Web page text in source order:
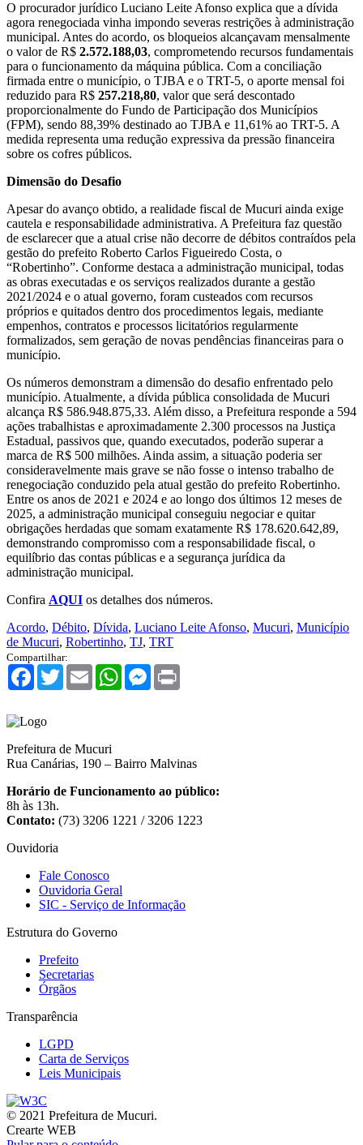
O procurador jurídico Luciano Leite Afonso explica que a dívida
agora renegociada vinha impondo severas restrições à administração
municipal. Antes do acordo, os bloqueios alcançavam mensalmente
o valor de R$ 2.572.188,03, comprometendo recursos fundamentais
para o funcionamento da máquina pública. Com a conciliação
firmada entre o município, o TJBA e o TRT-5, o aporte mensal foi
reduzido para R$ 257.218,80, valor que será descontado
proporcionalmente do Fundo de Participação dos Municípios
(FPM), sendo 88,39% destinado ao TJBA e 11,61% ao TRT-5. A
medida representa uma redução expressiva da pressão financeira
sobre os cofres públicos.
Dimensão do Desafio
Apesar do avanço obtido, a realidade fiscal de Mucuri ainda exige
cautela e responsabilidade administrativa. A Prefeitura faz questão
de esclarecer que a atual crise não decorre de débitos contraídos pela
gestão do prefeito Roberto Carlos Figueiredo Costa, o
“Robertinho”. Conforme destaca a administração municipal, todas
as obras executadas e os serviços realizados durante a gestão
2021/2024 e o atual governo, foram custeados com recursos
próprios e quitados dentro dos procedimentos legais, mediante
empenhos, contratos e processos licitatórios regularmente
formalizados, sem geração de novas pendências financeiras para o
município.
Os números demonstram a dimensão do desafio enfrentado pelo
município. Atualmente, a dívida pública consolidada de Mucuri
alcança R$ 586.948.875,33. Além disso, a Prefeitura responde a 594
ações trabalhistas e aproximadamente 2.300 processos na Justiça
Estadual, passivos que, quando executados, poderão superar a
marca de R$ 500 milhões. Ainda assim, a situação poderia ser
consideravelmente mais grave se não fosse o intenso trabalho de
renegociação conduzido pela atual gestão do prefeito Robertinho.
Entre os anos de 2021 e 2024 e ao longo dos últimos 12 meses de
2025, a administração municipal conseguiu negociar e quitar
obrigações herdadas que somam exatamente R$ 178.620.642,89,
demonstrando compromisso com a responsabilidade fiscal, o
equilíbrio das contas públicas e a segurança jurídica da
administração municipal.
Confira AQUI os detalhes dos números.
Acordo, Débito, Dívida, Luciano Leite Afonso, Mucuri, Município
de Mucuri, Robertinho, TJ, TRT
Compartilhar:
Facebook
TwitterEmail WhatsAppMessenger
Prefeitura de Mucuri
Rua Canárias, 190 – Bairro Malvinas
Horário de Funcionamento ao público:
8h às 13h.
Contato: (73) 3206 1221 / 3206 1223
Ouvidoria
Fale Conosco
Ouvidoria Geral
SIC - Serviço de Informação
Estrutura do Governo
Prefeito
Secretarias
Órgãos
Transparência
LGPD
Carta de Serviços
Leis Municipais
© 2021 Prefeitura de Mucuri.
Crearte WEB